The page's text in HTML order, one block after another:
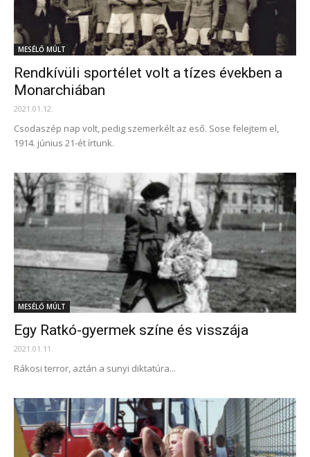
MESÉLŐ MÚLT
Rendkívüli sportélet volt a tízes években a
Monarchiában
2021.01.12.
Csodaszép nap volt, pedig szemerkélt az eső. Sose felejtem el,
1914. június 21-ét írtunk.
MESÉLŐ MÚLT
Egy Ratkó-gyermek színe és visszája
2021.01.11.
Rákosi terror, aztán a sunyi diktatúra...